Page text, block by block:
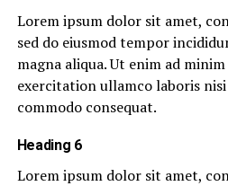
Lorem ipsum dolor sit amet,
sed do eiusmod tempor
magna aliqua. Ut enim ad
exercitation ullamco laboris
commodo consequat.
Heading 6
Lorem ipsum dolor sit amet,